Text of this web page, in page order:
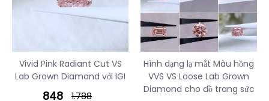
Vivid Pink Radiant Cut VS
Lab Grown Diamond với IGI
848 1.788
Hình dạng lạ mắt Màu hồng
VVS VS Loose Lab Grown
Diamond cho đồ trang sức